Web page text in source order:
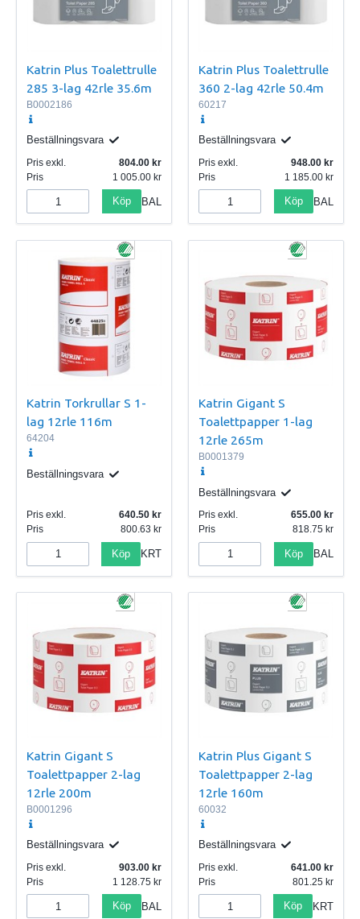
Katrin Plus Toalettrulle
285 3-lag 42rle 35.6m
B0002186
Beställningsvara
Pris exkl.
804.00
Pris
1 005.00
Köp BAL
Katrin Plus Toalettrulle
360 2-lag 42rle 50.4m
60217
Beställningsvara
Pris exkl.
948.00
Pris
1 185.00
Köp BAL
Katrin Torkrullar S 1-
lag 12rle 116m
64204
Beställningsvara
Pris exkl.
640.50
Pris
800.63
Köp KRT
Katrin Gigant S
Toalettpapper 1-lag
12rle 265m
B0001379
Beställningsvara
Pris exkl.
655.00
Pris
818.75
Köp BAL
Katrin Gigant S
Toalettpapper 2-lag
12rle 200m
B0001296
Beställningsvara
Pris exkl.
903.00
Pris
1 128.75
Köp BAL
Katrin Plus Gigant S
Toalettpapper 2-lag
12rle 160m
60032
Beställningsvara
Pris exkl.
641.00
Pris
801.25
Köp KRT